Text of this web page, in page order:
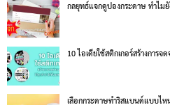
กลยุทธ์แจกคูปองกระดาษ ทำไม
10 ไอเดียใช้สติกเกอร์สร้างการ
เลือกกระดาษทำริสแบนด์แบบไ